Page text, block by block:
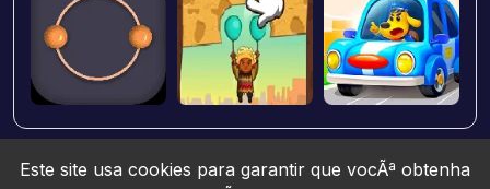
Este site usa cookies para garantir que vocÃª obtenha